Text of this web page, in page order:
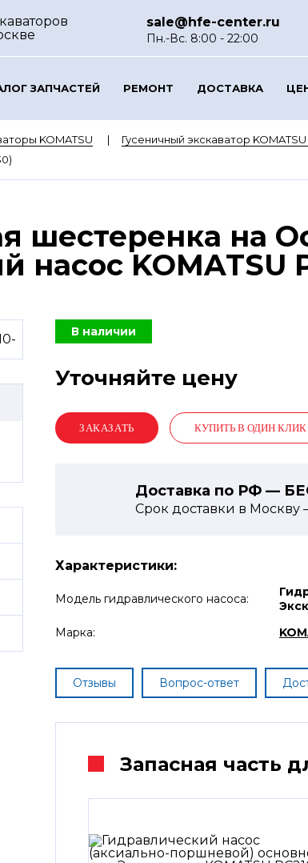
sale@hfe-center.ru
Пн.-Вс. 8:00 - 22:00
ЗАПЧАСТЕЙ РЕМОНТ ДОСТАВКА
KOMATSU Гусеничный экскаватор KOMATSU
шестеренка на
насос KOMATSU
В наличии
Уточняйте цену
КУПИТЬ В ОДИН КЛИК
Доставка по РФ —
Срок доставки в Москву
Характеристики:
Модель гидравлического насоса:
Марка:
Отзывы Вопрос-ответ
Запасная часть